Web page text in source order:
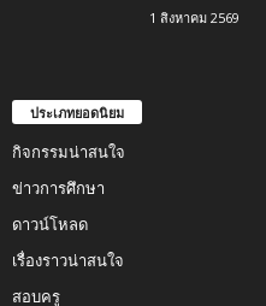
1 สิงหาคม 2569
ประเภทยอดนิยม
กิจกรรมน่าสนใจ
ข่าวการศึกษา
ดาวน์โหลด
เรื่องราวน่าสนใจ
สอบครู